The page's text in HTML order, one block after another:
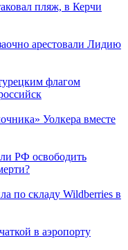
пляж, в Керчи
арестовали Лидию
флагом
Уолкера вместе
РФ освободить
по складу Wildberries в
в аэропорту